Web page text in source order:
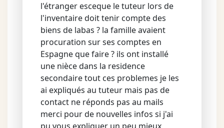
l'étranger esceque le tuteur lors de
l'inventaire doit tenir compte des
biens de labas ? la famille avaient
procuration sur ses comptes en
Espagne que faire ? ils ont installé
une nièce dans la residence
secondaire tout ces problemes je les
ai expliqués au tuteur mais pas de
contact ne réponds pas au mails
merci pour de nouvelles infos si j'ai